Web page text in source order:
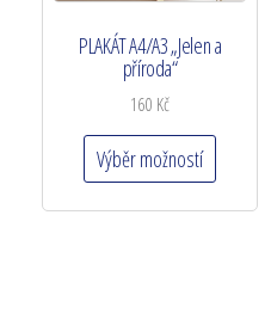
PLAKÁT A4/A3 „Jelen a
příroda“
160 Kč
Výběr možností